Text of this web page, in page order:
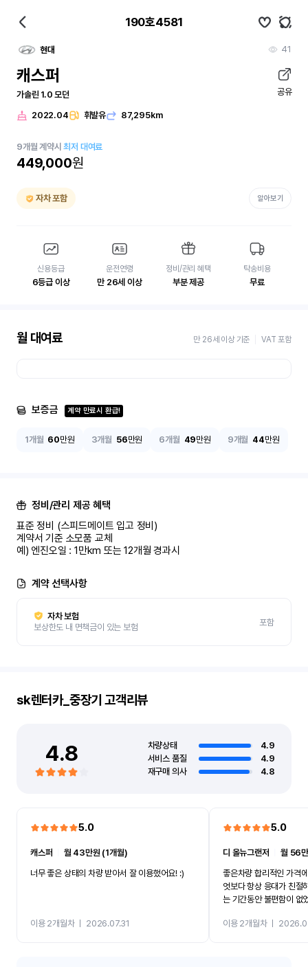
190호4581
현대 41
캐스퍼
가솔린 1.0 모던 공유
2022.04 휘발유 87,295km
9개월 계약시최저 대여료
449,000원
자차 포함 알아보기
신용등급
6등급 이상
운전연령
만 26세 이상
정비/관리 혜택
부분 제공
탁송비용
무료
월 대여료 만 26세 이상 기준 VAT 포함
보증금 계약 만료시 환급!
1개월 60만원 3개월 56만원 6개월 49만원 9개월 44만원
정비/관리 제공 혜택
표준 정비 (스피드메이트 입고 정비)
계약서 기준 소모품 교체
예) 엔진오일 : 1만km 또는 12개월 경과시
계약 선택사항
자차 보험
보상한도 내 면책금이 있는 보험
포함
sk렌터카_중장기 고객리뷰
4.8 차량상태
4.9
서비스 품질
4.9
재구매 의사
4.8
5.0
캐스퍼
월 43만원 (1개월)
너무 좋은 상태의 차량 받아서 잘 이용했어요! :)
이용 2개월차ㅣ 2026.07.31
5.0
디 올뉴그랜저 ㅣ월 56
좋은차량 합리적인 가격
엇보다 항상 응대가 친절
는 기간동안 불편함이 없
카 렌트 고민없이 강추합
이용 2개월차ㅣ